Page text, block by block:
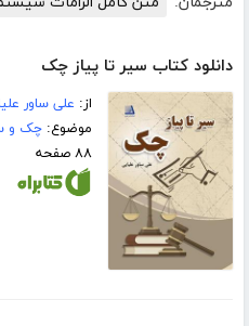
دانلود کتاب سیر تا پیاز چک
از: علی ساور
موضوع:چک و
۸۸ صفحه